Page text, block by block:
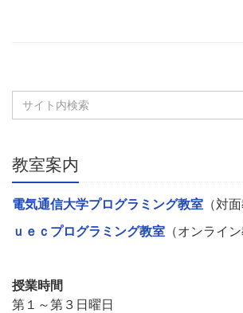
教室案内
電気通信大学プログラミング教室 （対
ｕｅｃプログラミング教室 （オンライン
授業時間
第１～第３日曜日